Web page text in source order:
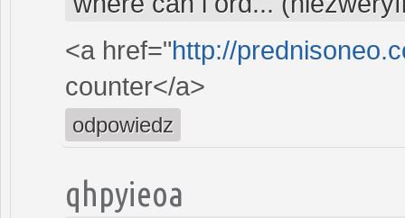
<a href="http://
counter</a>
odpowiedz
qhpyieoa